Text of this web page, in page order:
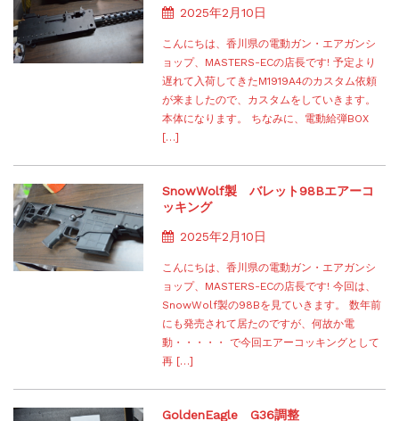
2025年2月10日
こんにちは、香川県の電動ガン・エアガンシ
ョップ、MASTERS-ECの店長です! 予定より
遅れて入荷してきたM1919A4のカスタム依頼
が来ましたので、カスタムをしていきます。
本体になります。 ちなみに、電動給弾BOX
[…]
SnowWolf製 バレット98Bエアーコ
ッキング
2025年2月10日
こんにちは、香川県の電動ガン・エアガンシ
ョップ、MASTERS-ECの店長です! 今回は、
SnowWolf製の98Bを見ていきます。 数年前
にも発売されて居たのですが、何故か電
動・・・・・ で今回エアーコッキングとして
再 […]
GoldenEagle G36調整